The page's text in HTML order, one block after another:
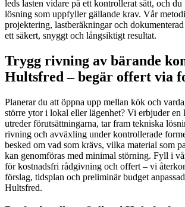
leds lasten vidare på ett kontrollerat sätt, och
lösning som uppfyller gällande krav. Vår
projektering, lastberäkningar och
ett säkert, snyggt och långsiktigt resultat.
Trygg rivning av bärande
Hultsfred – begär offert via
Planerar du att öppna upp mellan kök och
större ytor i lokal eller lägenhet? Vi erbjuder en
utreder förutsättningarna, tar fram tekniska
rivning och avväxling under kontrollerade
besked om vad som krävs, vilka material som
kan genomföras med minimal störning. Fyll i
för kostnadsfri rådgivning och offert – vi
förslag, tidsplan och preliminär budget
Hultsfred.